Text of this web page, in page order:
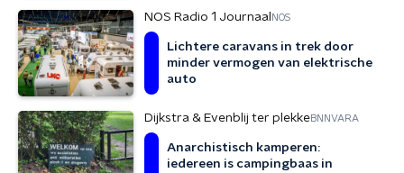
NOS Radio 1 Journaal NOS
Lichtere caravans in trek door
minder vermogen van elektrische
auto
Dijkstra & Evenblij ter plekkeBNNVARA
Anarchistisch kamperen:
iedereen is campingbaas in